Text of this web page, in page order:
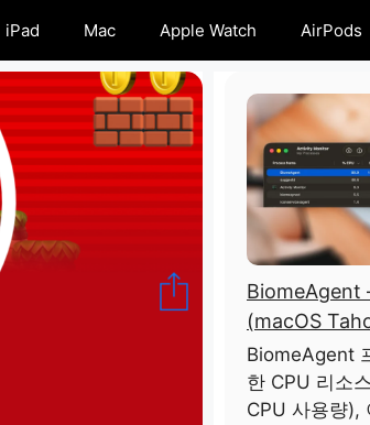
iPad Mac Apple Watch AirPods
BiomeAgent
(macOS
BiomeAgent
한 CPU 리소
CPU 사용량),